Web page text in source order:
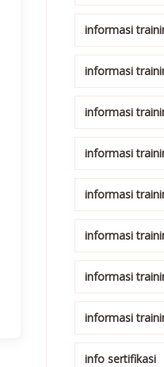
informasi
informasi
informasi
informasi
informasi
informasi
informasi
informasi
info sertifikasi